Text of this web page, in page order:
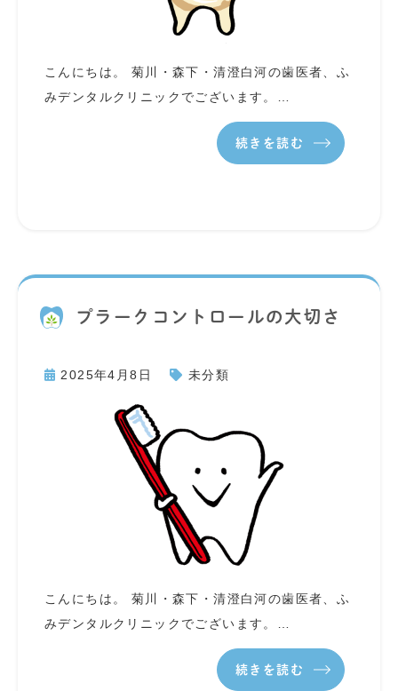
こんにちは。 菊川・森下・清澄白河の歯医者、ふ
みデンタルクリニックでございます。…
続きを読む
プラークコントロールの大切さ
2025年4月8日 未分類
こんにちは。 菊川・森下・清澄白河の歯医者、ふ
みデンタルクリニックでございます。…
続きを読む